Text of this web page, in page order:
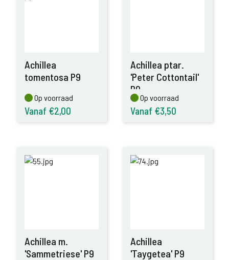
Achillea
tomentosa P9
Op voorraad
Op voorraad
Vanaf €2,00
Achillea ptar.
'Peter Cottontail'
P9
Op voorraad
Op voorraad
Vanaf €3,50
Achillea m.
'Sammetriese' P9
Achillea
'Taygetea' P9